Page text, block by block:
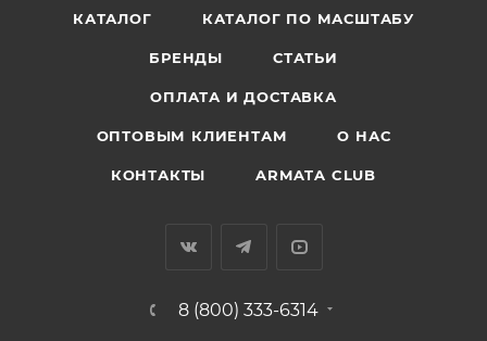
КАТАЛОГ КАТАЛОГ ПО МАСШТАБУ
БРЕНДЫ СТАТЬИ
ОПЛАТА И ДОСТАВКА
ОПТОВЫМ КЛИЕНТАМ О НАС
КОНТАКТЫ ARMATA CLUB
8 (800) 333-6314